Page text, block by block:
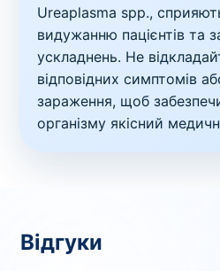
Ureaplasma spp.,
видужанню пацієнтів та
ускладнень. Не
відповідних симптомів
зараження, щоб
організму якісний
Відгуки